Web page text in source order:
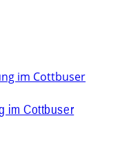
im Cottbuser